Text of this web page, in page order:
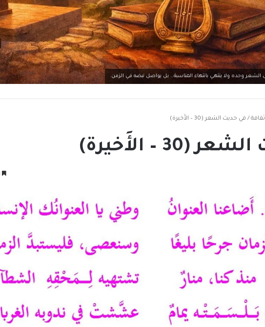
الشعر وحده ولا ينتهي بانتهاء المناسبة… بل يواصل نبضه في الزمن.
ثقافة / في حديث الشعر (30 – الأَخيرة)
(30 – الأَخيرة)